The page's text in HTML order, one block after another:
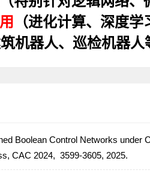
（进化计算、深度学
机器人、巡检机器人
Boolean Control Networks under
CAC 2024, 3599-3605, 2025.